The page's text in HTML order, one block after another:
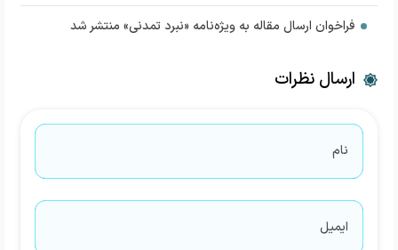
فراخوان ارسال مقاله به ویژه‌نامه «نبرد تمدنی» منتشر شد
ارسال نظرات